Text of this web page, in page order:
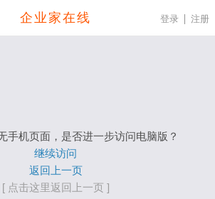
企业家在线 登录 注册
手机页面，是否进一步访问电脑版？
继续访问
返回上一页
[ 点击这里返回上一页 ]